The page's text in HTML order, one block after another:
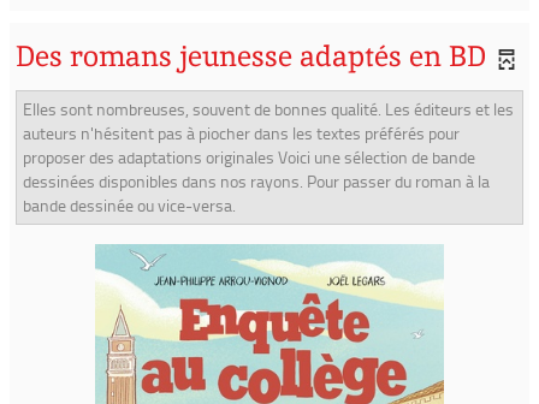
Des romans jeunesse adaptés en BD
Elles sont nombreuses, souvent de bonnes qualité. Les éditeurs et les
auteurs n'hésitent pas à piocher dans les textes préférés pour
proposer des adaptations originales Voici une sélection de bande
dessinées disponibles dans nos rayons. Pour passer du roman à la
bande dessinée ou vice-versa.